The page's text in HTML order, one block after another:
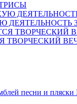
ТВОРЧЕСКИЙ
песни и